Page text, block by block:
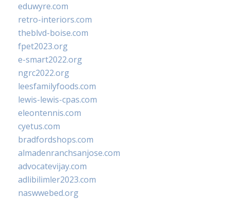
eduwyre.com
retro-interiors.com
theblvd-boise.com
fpet2023.org
e-smart2022.org
ngrc2022.org
leesfamilyfoods.com
lewis-lewis-cpas.com
eleontennis.com
cyetus.com
bradfordshops.com
almadenranchsanjose.com
advocatevijay.com
adlibilimler2023.com
naswwebed.org